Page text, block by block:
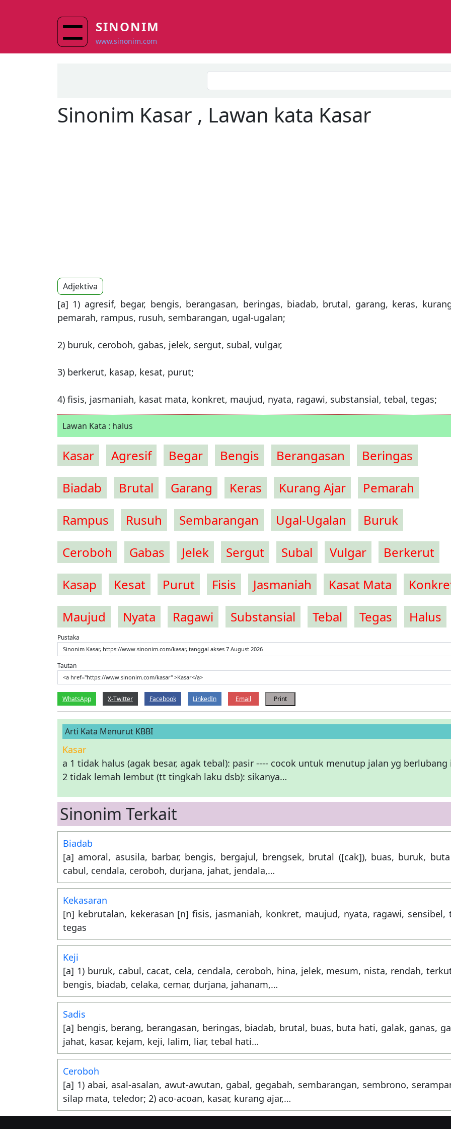
SINONIM
www.sinonim.com
Sinonim Kasar , Lawan kata Kasar
Adjektiva
[a] 1) agresif, begar, bengis, berangasan, beringas, biadab, brutal, garang, keras,
pemarah, rampus, rusuh, sembarangan, ugal-ugalan;
2) buruk, ceroboh, gabas, jelek, sergut, subal, vulgar,
3) berkerut, kasap, kesat, purut;
4) fisis, jasmaniah, kasat mata, konkret, maujud, nyata, ragawi, substansial, tebal, tegas;
Lawan Kata : halus
Kasar Agresif Begar Bengis Berangasan
Beringas
Biadab
Brutal Garang Keras Kurang Ajar
Pemarah
Rampus
Rusuh Sembarangan Ugal-Ugalan
Buruk
Ceroboh
Gabas Jelek Sergut Subal Vulgar
Berkerut
Kasap
Kesat Purut Fisis Jasmaniah Kasat Mata
Maujud
Nyata Ragawi Substansial Tebal Tegas Halus
Pustaka
Sinonim Kasar, https://www.sinonim.com/kasar, tanggal akses 7 August 2026
Tautan
<a href="https://www.sinonim.com/kasar" >Kasar</a>
WhatsApp X-Twitter Facebook LinkedIn Email Print
Arti Kata Menurut KBBI
Kasar
a 1 tidak halus (agak besar, agak tebal): pasir ---- cocok untuk menutup jalan yg berlubang
2 tidak lemah lembut (tt tingkah laku dsb): sikanya…
Sinonim Terkait
Biadab
[a] amoral, asusila, barbar, bengis, bergajul, brengsek, brutal ([cak]), buas, buruk,
cabul, cendala, ceroboh, durjana, jahat, jendala,…
Kekasaran
[n] kebrutalan, kekerasan [n] fisis, jasmaniah, konkret, maujud, nyata, ragawi, sensibel,
tegas
Keji
[a] 1) buruk, cabul, cacat, cela, cendala, ceroboh, hina, jelek, mesum, nista, rendah,
bengis, biadab, celaka, cemar, durjana, jahanam,…
Sadis
[a] bengis, berang, berangasan, beringas, biadab, brutal, buas, buta hati, galak, ganas,
jahat, kasar, kejam, keji, lalim, liar, tebal hati…
Ceroboh
[a] 1) abai, asal-asalan, awut-awutan, gabal, gegabah, sembarangan, sembrono,
silap mata, teledor; 2) aco-acoan, kasar, kurang ajar,…